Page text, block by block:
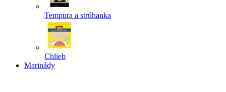
Tempura a strúhanka
Chlieb
Marinády